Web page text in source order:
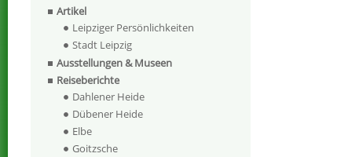
Artikel
Leipziger Persönlichkeiten
Stadt Leipzig
Ausstellungen & Museen
Reiseberichte
Dahlener Heide
Dübener Heide
Elbe
Goitzsche